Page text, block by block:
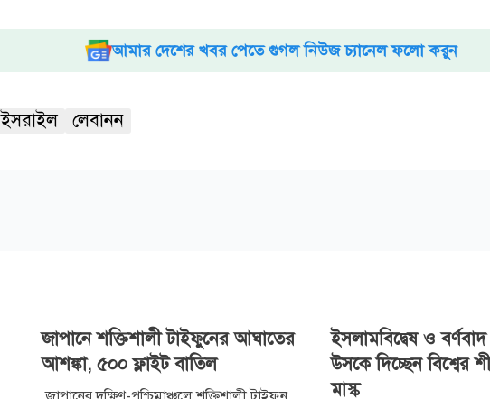
আমার দেশের খবর পেতে গুগল নিউজ চ্যানেল ফলো করুন
ইসরাইল লেবানন
জাপানে শক্তিশালী টাইফুনের আঘাতের
আশঙ্কা, ৫০০ ফ্লাইট বাতিল
ইসলামবিদ্বেষ ও
উসকে দিচ্ছেন বিশ্বের
মাস্ক